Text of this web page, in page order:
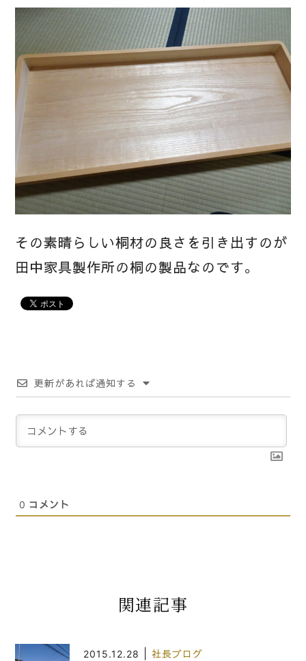
その素晴らしい桐材の良さを引き出すのが
田中家具製作所の桐の製品なのです。
更新があれば通知する
0 コメント
関連記事
2015.12.28 社長ブログ